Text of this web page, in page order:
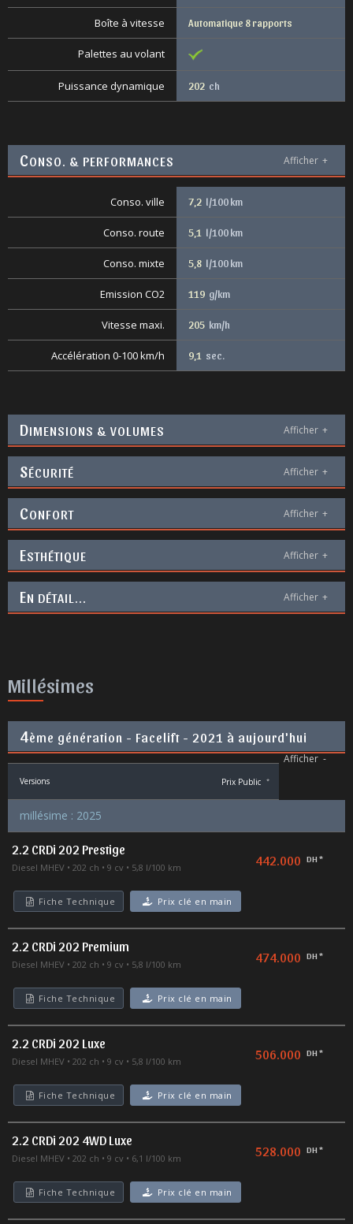
Boîte à vitesse Automatique 8 rapports
Palettes au volant
Puissance dynamique 202 ch
CONSO. & PERFORMANCES Afficher +
Conso. ville 7,2 l/100 km
Conso. route 5,1 l/100 km
Conso. mixte 5,8 l/100 km
Emission CO2 119 g/km
Vitesse maxi. 205 km/h
Accélération 0-100 km/h 9,1 sec.
DIMENSIONS & VOLUMES Afficher +
SÉCURITÉ Afficher +
CONFORT Afficher +
ESTHÉTIQUE Afficher +
EN DÉTAIL... Afficher +
Millésimes
4ème génération - Facelift - 2021 à aujourd'hui
Afficher -
Versions Prix Public *
millésime : 2025
2.2 CRDi 202 Prestige
Diesel MHEV 202 ch 9 cv 5,8 l/100 km 442.000 DH *
Fiche Technique Prix clé en main
2.2 CRDi 202 Premium
Diesel MHEV 202 ch 9 cv 5,8 l/100 km 474.000 DH *
Fiche Technique Prix clé en main
2.2 CRDi 202 Luxe
Diesel MHEV 202 ch 9 cv 5,8 l/100 km 506.000 DH *
Fiche Technique Prix clé en main
2.2 CRDi 202 4WD Luxe
Diesel MHEV 202 ch 9 cv 6,1 l/100 km 528.000 DH *
Fiche Technique Prix clé en main